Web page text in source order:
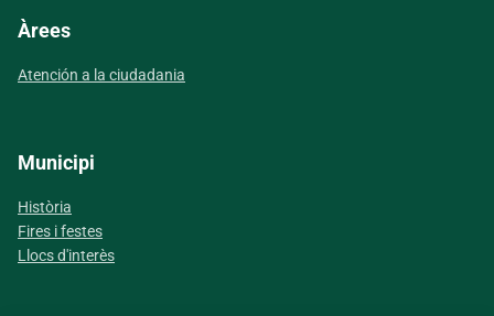
Àrees
Atención a la ciudadania
Municipi
Història
Fires i festes
Llocs d'interès